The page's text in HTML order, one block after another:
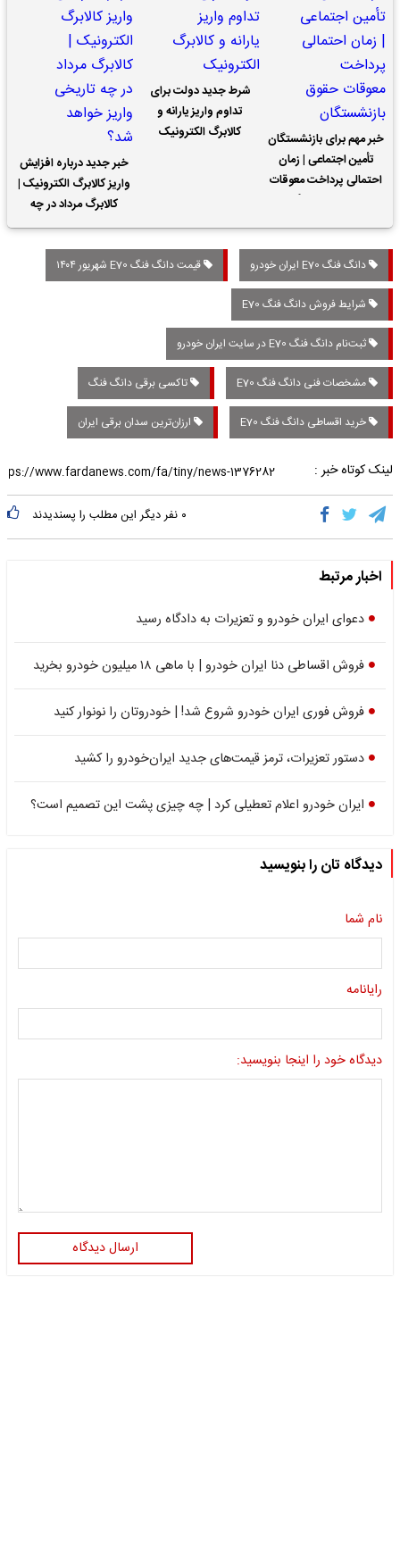
خبر مهم برای بازنشستگان
تأمین اجتماعی | زمان
احتمالی پرداخت معوقات
شرط جدید دولت برای
تداوم واریز یارانه و
کالابرگ الکترونیک
خبر جدید درباره افزایش
واریز کالابرگ الکترونیک |
کالابرگ مرداد در چه
تاریخی واریز خواهد شد؟
دانگ فنگ E70 ایران خودرو قیمت دانگ فنگ E70 شهریور ۱۴۰۴
شرایط فروش دانگ فنگ E70
ثبت‌نام دانگ فنگ E70 در سایت ایران خودرو
مشخصات فنی دانگ فنگ E70 تاکسی برقی دانگ فنگ
خرید اقساطی دانگ فنگ E70 ارزان‌ترین سدان برقی ایران
لینک کوتاه خبر :
۰ نفر دیگر این مطلب را پسندیدند
اخبار مرتبط
دعوای ایران خودرو و تعزیرات به دادگاه رسید
فروش اقساطی دنا ایران خودرو | با ماهی ۱۸ میلیون خودرو بخرید
فروش فوری ایران خودرو شروع شد! | خودروتان را نونوار کنید
دستور تعزیرات، ترمز قیمت‌های جدید ایران‌خودرو را کشید
ایران خودرو اعلام تعطیلی کرد | چه چیزی پشت این تصمیم است؟
دیدگاه تان را بنویسید
نام شما
رایانامه
دیدگاه خود را اینجا بنویسید:
ارسال دیدگاه